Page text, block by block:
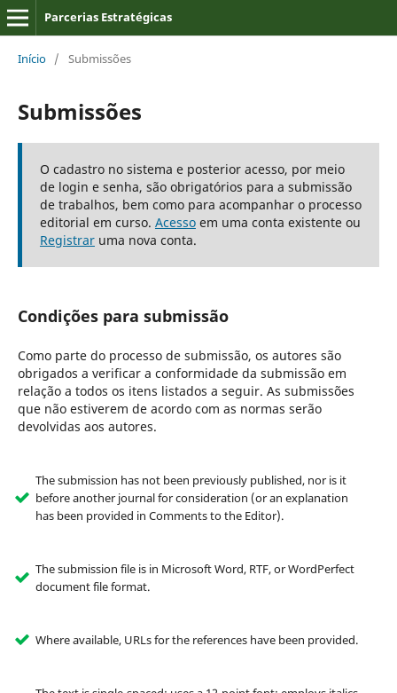
Parcerias Estratégicas
Início / Submissões
Submissões
O cadastro no sistema e posterior acesso, por meio
de login e senha, são obrigatórios para a submissão
de trabalhos, bem como para acompanhar o processo
editorial em curso. Acessoem uma conta existente ou
Registraruma nova conta.
Condições para submissão
Como parte do processo de submissão, os autores são
obrigados a verificar a conformidade da submissão em
relação a todos os itens listados a seguir. As submissões
que não estiverem de acordo com as normas serão
devolvidas aos autores.
The submission has not been previously published, nor is it
before another journal for consideration (or an explanation
has been provided in Comments to the Editor).
The submission file is in Microsoft Word, RTF, or WordPerfect
document file format.
Where available, URLs for the references have been provided.